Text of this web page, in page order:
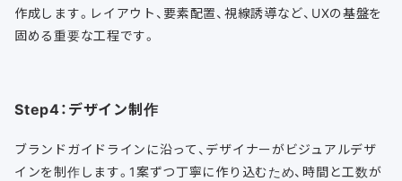
作成します。レイアウト、要素配置、視線誘導など、UXの基盤を
固める重要な工程です。
Step4：デザイン制作
ブランドガイドラインに沿って、デザイナーがビジュアルデザ
インを制作します。1案ずつ丁寧に作り込むため、時間と工数が